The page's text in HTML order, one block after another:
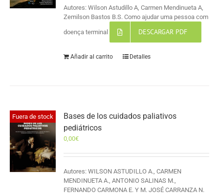
Autores: Wilson Astudillo A, Carmen Mendinueta A,
Zemilson Bastos B.S. Como ajudar uma pessoa com
doença terminal DESCARGAR PDF
Añadir al carrito Detalles
Fuera de stock
Bases de los cuidados paliativos
pediátricos
0,00€
Autores: WILSON ASTUDILLO A., CARMEN
MENDINUETA A., ANTONIO SALINAS M.,
FERNANDO CARMONA E. Y M. JOSÉ CARRANZA N.